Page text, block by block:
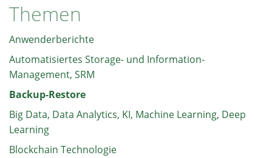
Themen
Anwenderberichte
Automatisiertes Storage- und Information-
Management, SRM
Backup-Restore
Big Data, Data Analytics, KI, Machine Learning, Deep
Learning
Blockchain Technologie